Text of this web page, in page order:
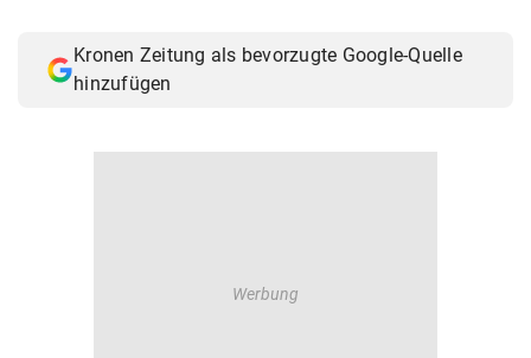
Kronen Zeitung als bevorzugte Google-Quelle
hinzufügen